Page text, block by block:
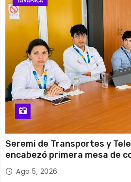
13 de agosto
Jueves 30°C
Seremi de Transportes y
encabezó primera mesa de
retiro de cables en desuso en
Ago 5, 2026